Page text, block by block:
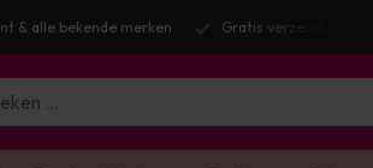
excl. BTW Voor 16:00 besteld? Dezelfde